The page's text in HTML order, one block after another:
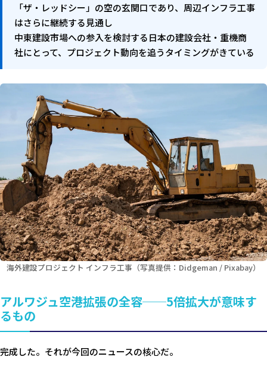
「ザ・レッドシー」の空の玄関口であり、周辺インフラ工事
はさらに継続する見通し
中東建設市場への参入を検討する日本の建設会社・重機商
社にとって、プロジェクト動向を追うタイミングがきている
海外建設プロジェクト インフラ工事（写真提供：Didgeman / Pixabay）
アルワジュ空港拡張の全容──5倍拡大が意味す
るもの
完成した。それが今回のニュースの核心だ。